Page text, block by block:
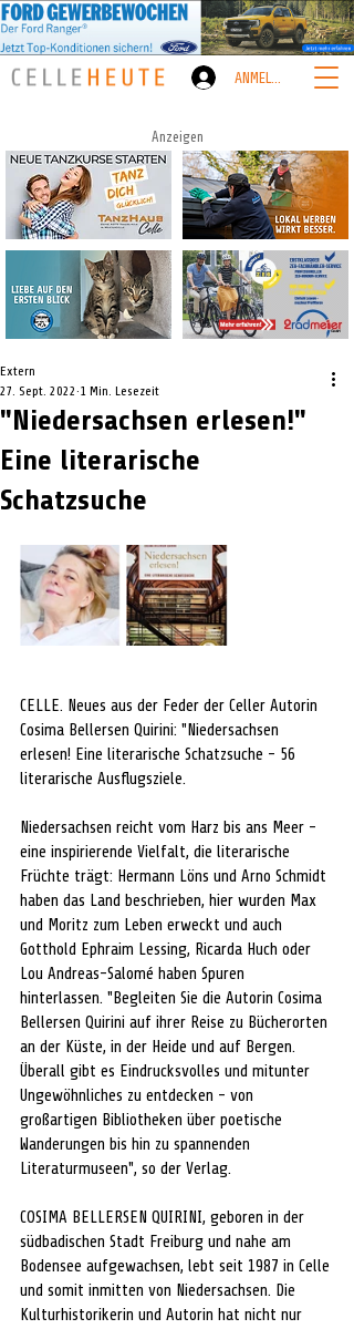
ANMELDEN
Anzeigen
"Niedersachsen erlesen!"
Eine literarische
Schatzsuche
Extern
27. Sept. 2022 1 Min. Lesezeit
CELLE. Neues aus der Feder der Celler Autorin
Cosima Bellersen Quirini: "Niedersachsen
erlesen! Eine literarische Schatzsuche - 56
literarische Ausflugsziele.
Niedersachsen reicht vom Harz bis ans Meer -
eine inspirierende Vielfalt, die literarische
Früchte trägt: Hermann Löns und Arno Schmidt
haben das Land beschrieben, hier wurden Max
und Moritz zum Leben erweckt und auch
Gotthold Ephraim Lessing, Ricarda Huch oder
Lou Andreas-Salomé haben Spuren
hinterlassen. "Begleiten Sie die Autorin Cosima
Bellersen Quirini auf ihrer Reise zu Bücherorten
an der Küste, in der Heide und auf Bergen.
Überall gibt es Eindrucksvolles und mitunter
Ungewöhnliches zu entdecken - von
großartigen Bibliotheken über poetische
Wanderungen bis hin zu spannenden
Literaturmuseen", so der Verlag.
COSIMA BELLERSEN QUIRINI, geboren in der
südbadischen Stadt Freiburg und nahe am
Bodensee aufgewachsen, lebt seit 1987 in Celle
und somit inmitten von Niedersachsen. Die
Kulturhistorikerin und Autorin hat nicht nur